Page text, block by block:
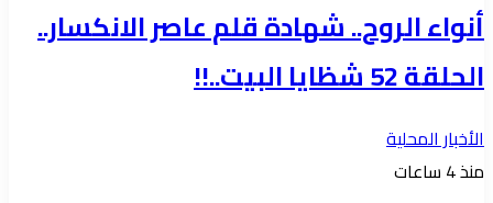
أنواء الروح.. شهادة قلم عاصر الانكسار..
الحلقة 52 شظايا البيت..!!
الأخبار المحلية
منذ 4 ساعات